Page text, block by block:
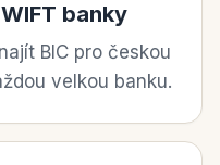
banky
BIC pro českou
velkou banku.